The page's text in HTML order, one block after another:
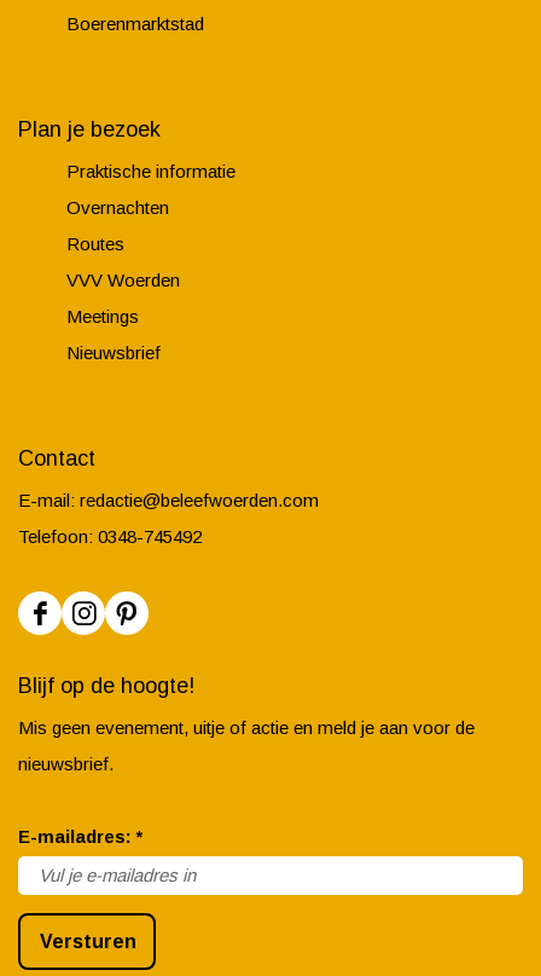
Boerenmarktstad
Plan je bezoek
Praktische informatie
Overnachten
Routes
VVV Woerden
Meetings
Nieuwsbrief
Contact
E-mail: redactie@beleefwoerden.com
Telefoon: 0348-745492
F
c
e
b
o
k
B
I
t
a
r
a
m
P
t
e
s
t
Blijf op de hoogte!
Mis geen evenement, uitje of actie en meld je aan voor de
nieuwsbrief.
E-mailadres:*v
e
r
Versturen